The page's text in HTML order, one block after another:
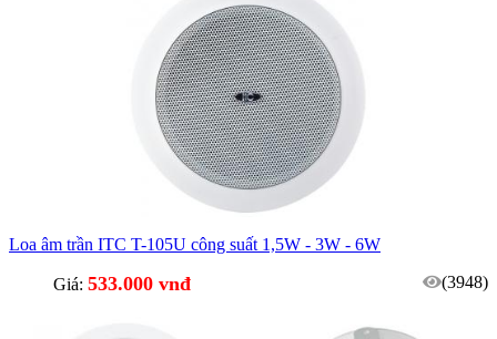
Loa âm trần ITC T-105U công suất 1,5W - 3W - 6W
Giá: 533.000 vnđ (3948)